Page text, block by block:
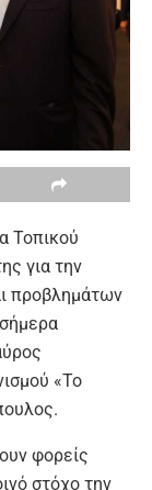
Τοπικού
για την
προβλημάτων
«Το
φορείς
στόχο την